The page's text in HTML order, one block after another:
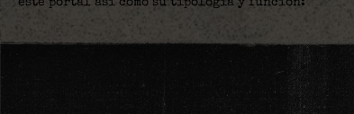
este portal así como su tipología y función: